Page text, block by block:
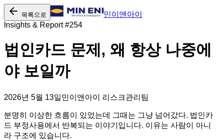
목록으로
민이앤아이
Insights & Report #254
법인카드 문제, 왜 항상 나중에
야 보일까
2026년 5월 13일민이앤아이 리스크관리팀
분명히 이상한 흐름이 있었는데 그때는 그냥 넘어갔다. 법인카
드 부정사용에서 반복되는 이야기입니다. 이유는 사람이 아니
라 구조에 있습니다.